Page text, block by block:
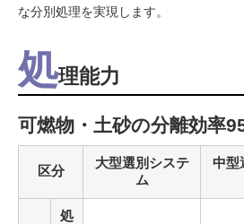
な分別処理を実現します。
処理能力
可燃物・土砂の分離効率
区分
大型選別システ
ム
中型
処